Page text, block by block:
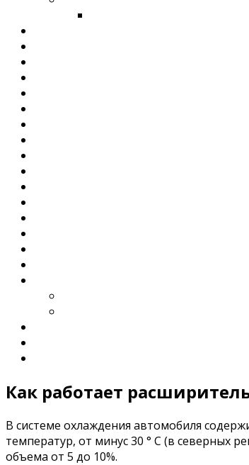
Как работает
В системе охлаждения автомобиля
температур, от минус 30 ° C (в северных
объема от 5 до 10%.